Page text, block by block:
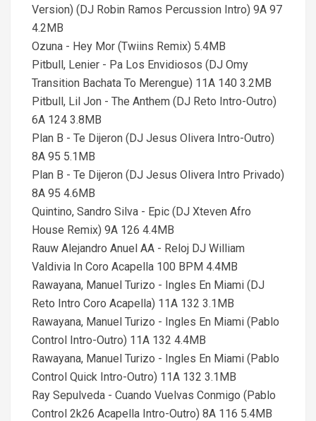
Version) (DJ Robin Ramos Percussion Intro) 9A 97
4.2MB
Ozuna - Hey Mor (Twiins Remix) 5.4MB
Pitbull, Lenier - Pa Los Envidiosos (DJ Omy
Transition Bachata To Merengue) 11A 140 3.2MB
Pitbull, Lil Jon - The Anthem (DJ Reto Intro-Outro)
6A 124 3.8MB
Plan B - Te Dijeron (DJ Jesus Olivera Intro-Outro)
8A 95 5.1MB
Plan B - Te Dijeron (DJ Jesus Olivera Intro Privado)
8A 95 4.6MB
Quintino, Sandro Silva - Epic (DJ Xteven Afro
House Remix) 9A 126 4.4MB
Rauw Alejandro Anuel AA - Reloj DJ William
Valdivia In Coro Acapella 100 BPM 4.4MB
Rawayana, Manuel Turizo - Ingles En Miami (DJ
Reto Intro Coro Acapella) 11A 132 3.1MB
Rawayana, Manuel Turizo - Ingles En Miami (Pablo
Control Intro-Outro) 11A 132 4.4MB
Rawayana, Manuel Turizo - Ingles En Miami (Pablo
Control Quick Intro-Outro) 11A 132 3.1MB
Ray Sepulveda - Cuando Vuelvas Conmigo (Pablo
Control 2k26 Acapella Intro-Outro) 8A 116 5.4MB